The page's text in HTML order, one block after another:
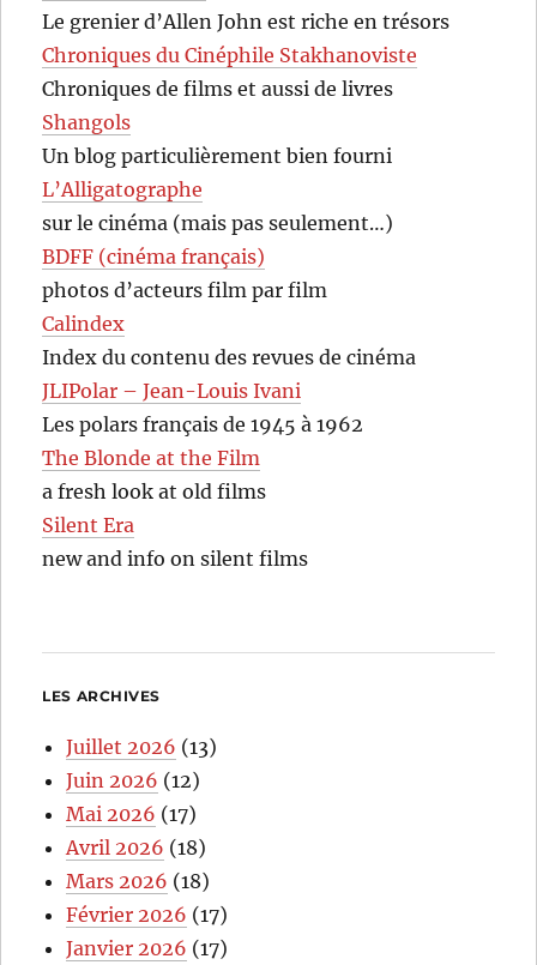
Le grenier d’Allen John est riche en trésors
Chroniques du Cinéphile Stakhanoviste
Chroniques de films et aussi de livres
Shangols
Un blog particulièrement bien fourni
L’Alligatographe
sur le cinéma (mais pas seulement…)
BDFF (cinéma français)
photos d’acteurs film par film
Calindex
Index du contenu des revues de cinéma
JLIPolar – Jean-Louis Ivani
Les polars français de 1945 à 1962
The Blonde at the Film
a fresh look at old films
Silent Era
new and info on silent films
LES ARCHIVES
Juillet 2026 (13)
Juin 2026 (12)
Mai 2026 (17)
Avril 2026 (18)
Mars 2026 (18)
Février 2026 (17)
Janvier 2026 (17)